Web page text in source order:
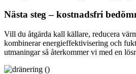
Nästa steg – kostnadsfri
Vill du åtgärda kall källare, reducera
kombinerar energieffektivisering och
utmaningar så återkommer vi med en